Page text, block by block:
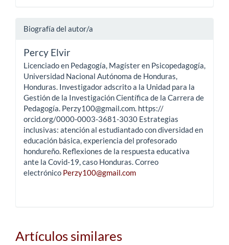
Biografía del autor/a
Percy Elvir
Licenciado en Pedagogía, Magíster en Psicopedagogía,
Universidad Nacional Autónoma de Honduras,
Honduras. Investigador adscrito a la Unidad para la
Gestión de la Investigación Científica de la Carrera de
Pedagogía. Perzy100@gmail.com. https://
orcid.org/0000-0003-3681-3030 Estrategias
inclusivas: atención al estudiantado con diversidad en
educación básica, experiencia del profesorado
hondureño. Reflexiones de la respuesta educativa
ante la Covid-19, caso Honduras. Correo
electrónico Perzy100@gmail.com
Artículos similares